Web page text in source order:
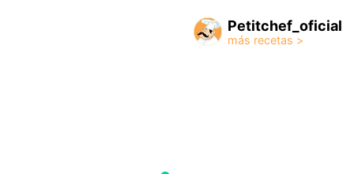
Petitchef_oficial